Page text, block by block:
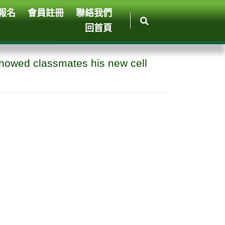
名 會員註冊
聯絡我們
回首頁
classmates his new cell